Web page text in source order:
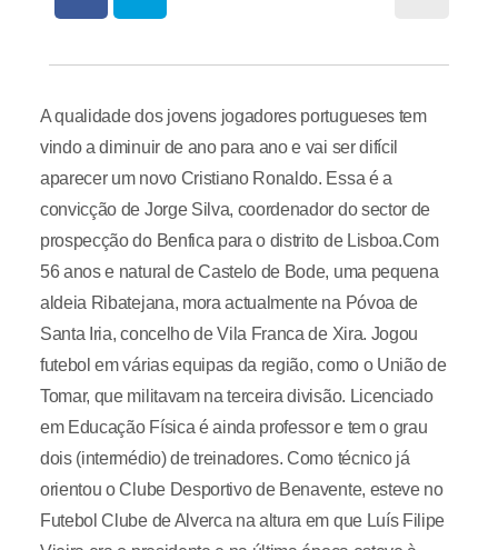
A qualidade dos jovens jogadores portugueses tem
vindo a diminuir de ano para ano e vai ser difícil
aparecer um novo Cristiano Ronaldo. Essa é a
convicção de Jorge Silva, coordenador do sector de
prospecção do Benfica para o distrito de Lisboa.Com
56 anos e natural de Castelo de Bode, uma pequena
aldeia Ribatejana, mora actualmente na Póvoa de
Santa Iria, concelho de Vila Franca de Xira. Jogou
futebol em várias equipas da região, como o União de
Tomar, que militavam na terceira divisão. Licenciado
em Educação Física é ainda professor e tem o grau
dois (intermédio) de treinadores. Como técnico já
orientou o Clube Desportivo de Benavente, esteve no
Futebol Clube de Alverca na altura em que Luís Filipe